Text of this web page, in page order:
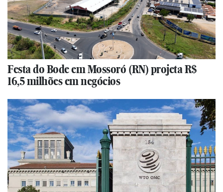
Festa do Bode em Mossoró (RN) projeta R$
16,5 milhões em negócios